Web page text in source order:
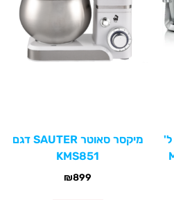
מיקסר BOSCH מקצועי 5.5 ל'
מיקסר סאוטר SAUTER דגם
KMS851
₪899